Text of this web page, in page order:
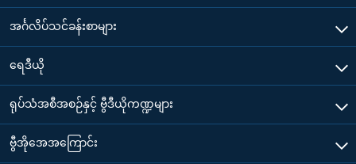
အင်္ဂလိပ်သင်ခန်းစာများ
ရေဒီယို
ရုပ်သံအစီအစဉ်နှင့် ဗွီဒီယိုကဏ္ဍများ
ဗွီအိုအေအကြောင်း